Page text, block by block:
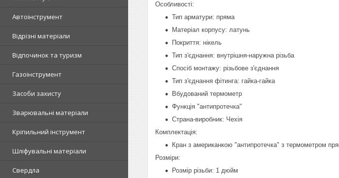
Автоінструмент
Відрізні матеріали
Відпочинок та туризм
Газоінструмент
Засоби захисту
Зварювальні матеріали
Кріпильний інструмент
Шліфувальні матеріали
Свердла
Особливості:
Тип арматури: пряма
Матеріал корпусу: латунь
Покриття: нікель
Тип з'єднання: внутрішня-наружна різьба
Спосіб монтажу: різьбове з'єднання
Тип з'єднання фітинга: гайка-гайка
Вбудований термометр
Функція "антипротечка"
Страна-виробник: Чехія
Комплектація:
Кран з американкою "антипротечка" з термометром
Розміри:
Розмір різьби: 1 дюйм